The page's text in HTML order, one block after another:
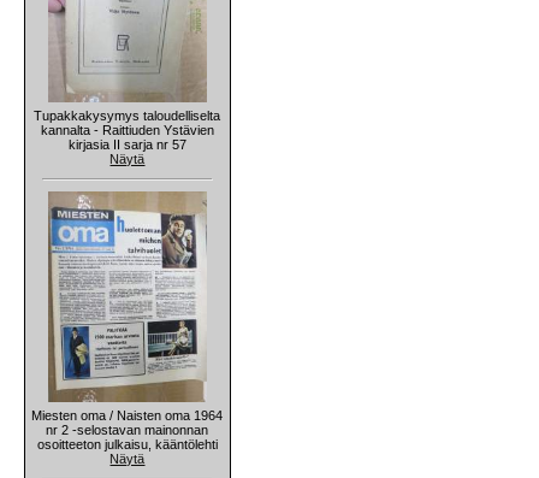
Tupakkakysymys taloudelliselta
kannalta - Raittiuden Ystävien
kirjasia II sarja nr 57
Näytä
Miesten oma / Naisten oma 1964
nr 2 -selostavan mainonnan
osoitteeton julkaisu, kääntölehti
Näytä